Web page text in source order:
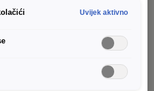
podcastima ili pravoj radio
isporučuje jasan, snažan
Life i Style nude još
Uvijek aktivno